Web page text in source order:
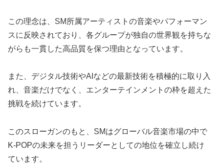
この理念は、SM所属アーティストの音楽やパフォーマン
スに反映されており、各グループが独自の世界観を持ちな
がらも一貫した高品質を保つ理由となっています。
また、デジタル技術やAIなどの最新技術を積極的に取り入
れ、音楽だけでなく、エンターテインメントの枠を超えた
挑戦を続けています。
このスローガンのもと、SMはグローバル音楽市場の中で
K-POPの未来を担うリーダーとしての地位を確立し続け
ています。